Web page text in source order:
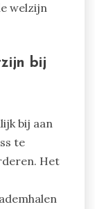
welzijn
bij
bij aan
te
Het